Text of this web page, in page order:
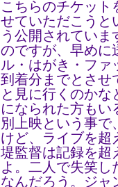
こちらのチケット
せていただこうと
う公開されてい
のですが、早めに
ル・はがき・ファ
到着分までとさせ
と見に行くのか
になられた方もい
別上映という事で
けど、ライブを超
堤監督は記録を超
よ。二人で失笑し
なんだろう。ジャ